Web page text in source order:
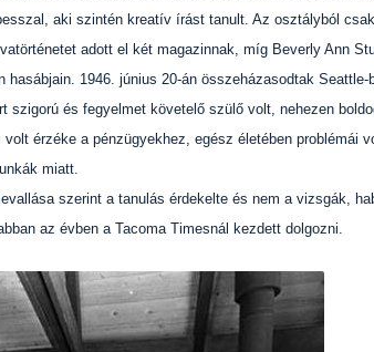
aki szintén kreatív írást tanult. Az osztályból
adott el két magazinnak, míg Beverly Ann
1946. június 20-án összeházasodtak Seattle-
szigorú és fegyelmet követelő szülő volt, nehezen
érzéke a pénzügyekhez, egész életében problémái
miatt.
szerint a tanulás érdekelte és nem a vizsgák,
az évben a Tacoma Timesnál kezdett dolgozni.